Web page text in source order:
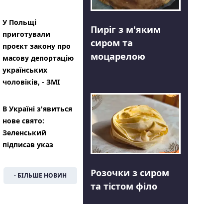
У Польщі
приготували
проєкт закону про
масову депортацію
українських
чоловіків, - ЗМІ
В Україні з'явиться
нове свято:
Зеленський
підписав указ
- БІЛЬШЕ НОВИН
Пиріг з м'яким
сиром та
моцарелою
Розочки з сиром
та тістом філо